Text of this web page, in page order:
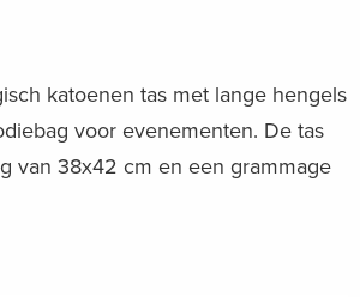
katoenen tas met lange hengels
voor evenementen. De tas
van 38x42 cm en een grammage